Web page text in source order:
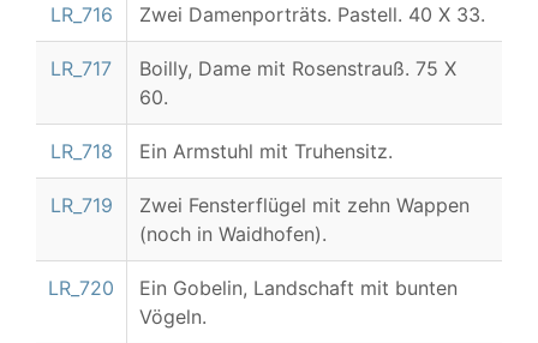
LR_716 Zwei Damenporträts. Pastell. 40 X 33.
LR_717
Boilly, Dame mit Rosenstrauß. 75 X
60.
LR_718 Ein Armstuhl mit Truhensitz.
LR_719
Zwei Fensterflügel mit zehn Wappen
(noch in Waidhofen).
LR_720
Ein Gobelin, Landschaft mit bunten
Vögeln.